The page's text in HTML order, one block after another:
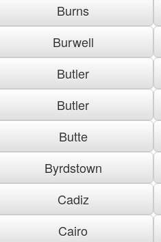
Burns
Burwell
Butler
Butler
Butte
Byrdstown
Cadiz
Cairo